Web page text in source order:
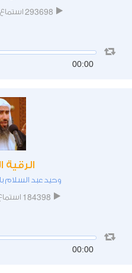
293698 استماع
00:00
الرقية
وحيد عبد السلام
184398
00:00